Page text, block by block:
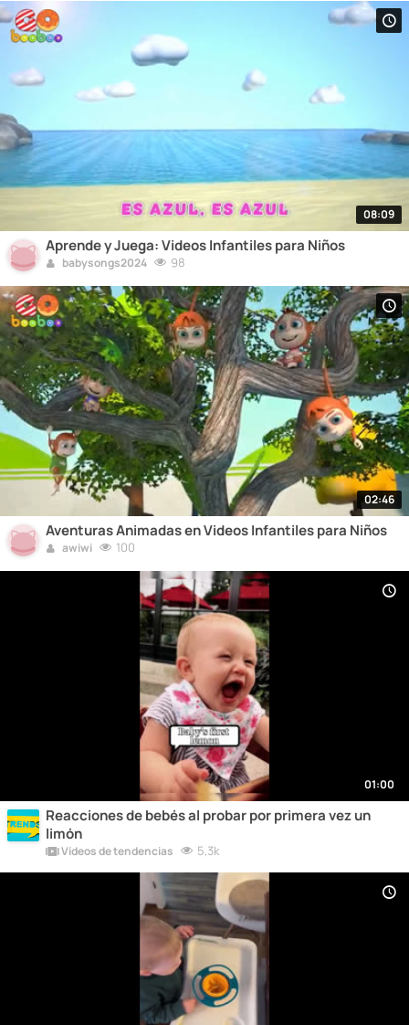
08:09
Aprende y Juega: Videos Infantiles para Niños
babysongs2024 98
02:46
Aventuras Animadas en Videos Infantiles para Niños
awiwi 100
01:00
Reacciones de bebés al probar por primera vez un
limón
Vídeos de tendencias 5,3k